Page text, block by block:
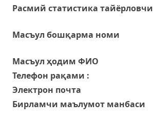
Расмий статистика тайёрловчи
Масъул бошқарма номи
Масъул ҳодим ФИО
Телефон рақами :
Электрон почта
Бирламчи маълумот манбаси